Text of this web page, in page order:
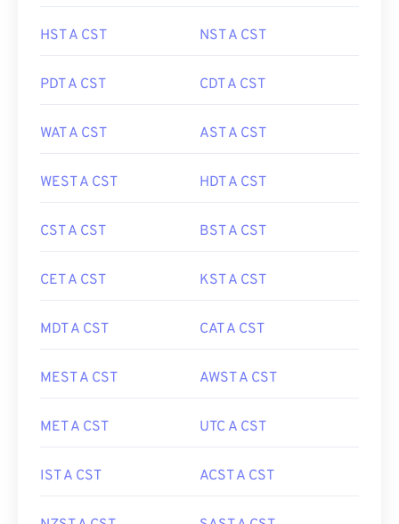
HST A CST NST A CST
PDT A CST CDT A CST
WAT A CST AST A CST
WEST A CST HDT A CST
CST A CST BST A CST
CET A CST KST A CST
MDT A CST CAT A CST
MEST A CST AWST A CST
MET A CST UTC A CST
IST A CST ACST A CST